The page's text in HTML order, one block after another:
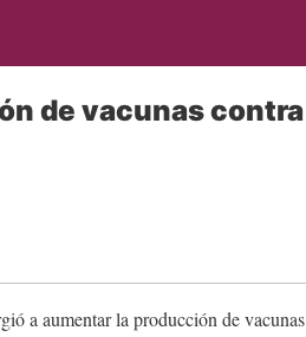
de vacunas
a aumentar la producción de